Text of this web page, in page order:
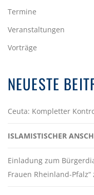
Termine
Veranstaltungen
Vorträge
NEUESTE
Ceuta: Kompletter
ISLAMISTISCHER
Einladung zum
Frauen Rheinland-